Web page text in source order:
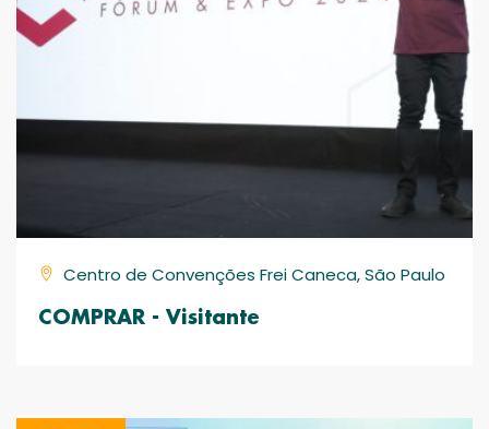
Centro de Convenções Frei Caneca, São Paulo
COMPRAR - Visitante